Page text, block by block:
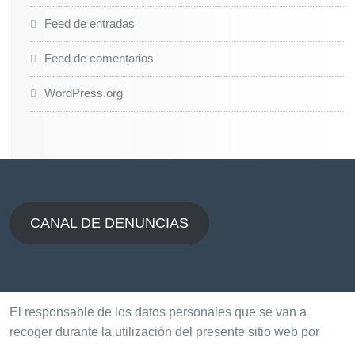
Feed de entradas
Feed de comentarios
WordPress.org
CANAL DE DENUNCIAS
El responsable de los datos personales que se van a
recoger durante la utilización del presente sitio web por